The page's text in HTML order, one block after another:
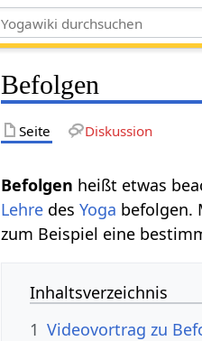
Befolgen
Seite Diskussion
heißt etwas
Lehre desYoga befolgen.
zum Beispiel eine
Inhaltsverzeichnis
1